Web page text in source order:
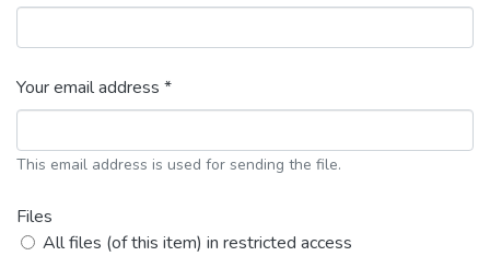
Your email address *
This email address is used for sending the file.
Files
All files (of this item) in restricted access